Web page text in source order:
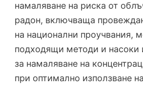
намаляване на риска от
радон, включваща
на национални проучвания,
подходящи методи и насоки
за намаляване на
при оптимално използване